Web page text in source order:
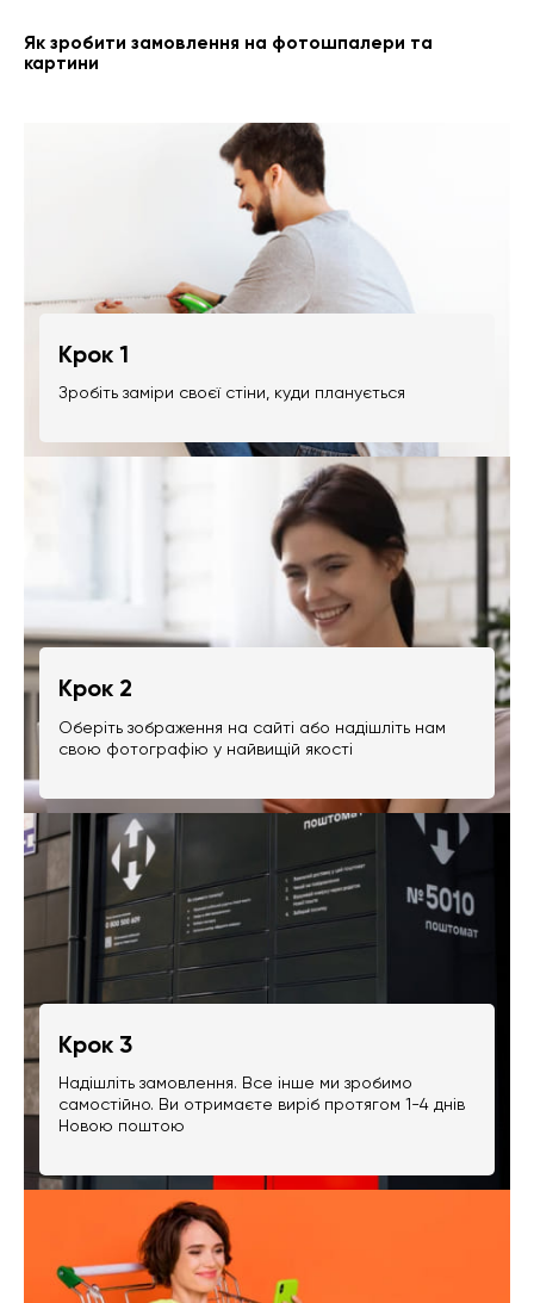
Як зробити замовлення на фотошпалери та
картини
Крок 1
Зробіть заміри своєї стіни, куди планується
Крок 2
Оберіть зображення на сайті або надішліть нам
свою фотографію у найвищій якості
Крок 3
Надішліть замовлення. Все інше ми зробимо
самостійно. Ви отримаєте виріб протягом 1-4 днів
Новою поштою